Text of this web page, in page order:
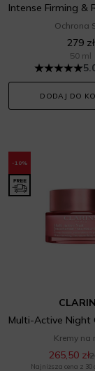
Ochrona
279 zł
50 ml
DODAJ DO
-10%
Kremy na
265,50 zł
Najniższa cena z 30